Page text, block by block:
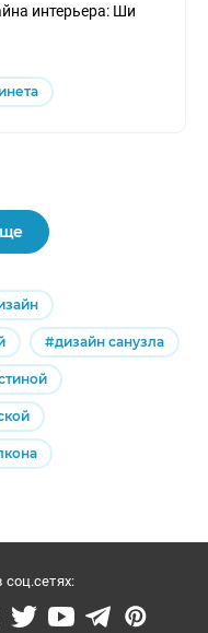
интерьера: Ши
#дизайн санузла